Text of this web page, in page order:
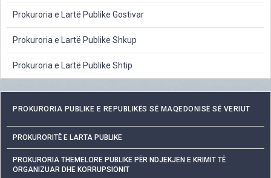
Prokuroria e Lartë Publike Gostivar
Prokuroria e Lartë Publike Shkup
Prokuroria e Lartë Publike Shtip
PROKURORIA PUBLIKE E REPUBLIKËS SË MAQEDONISË SË VERIUT
PROKURORITË E LARTA PUBLIKE
PROKURORIA THEMELORE PUBLIKE PËR NDJEKJEN E KRIMIT TË
ORGANIZUAR DHE KORRUPSIONIT